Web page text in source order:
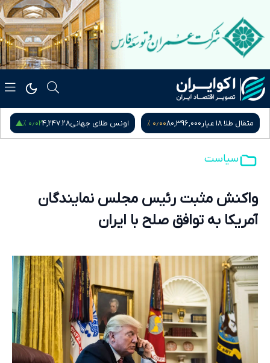
مثقال طلا ۱۸ عیار 80,396,000۰٫۰۰ % اونس طلای جهانی4,247.28۰٫۰۲ %
سیاست
واکنش مثبت رئیس مجلس نمایندگان
آمریکا به توافق صلح با ایران